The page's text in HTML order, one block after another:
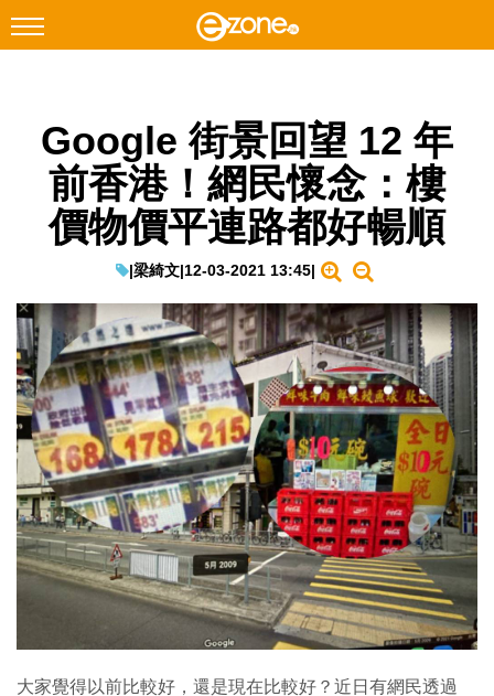
Facebook Instagram
科技焦點
網絡生活
教學評測
EduTech
IT Times
生成式AI與雲端應用
Enterprise Digital Transformation
特集
Google 街景回望 12 年
前香港！網民懷念：樓
價物價平連路都好暢順
|梁綺文|12-03-2021 13:45|
大家覺得以前比較好，還是現在比較好？近日有網民透過